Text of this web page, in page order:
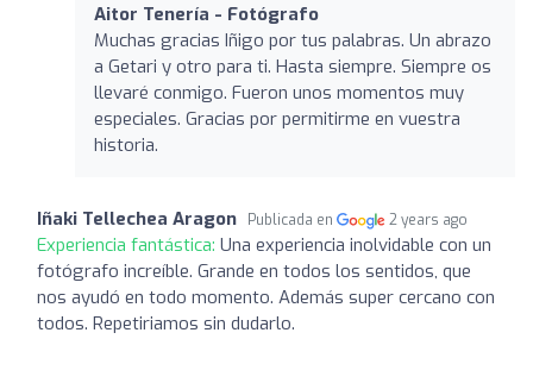
Aitor Tenería - Fotógrafo
Muchas gracias Iñigo por tus palabras. Un abrazo
a Getari y otro para ti. Hasta siempre. Siempre os
llevaré conmigo. Fueron unos momentos muy
especiales. Gracias por permitirme en vuestra
historia.
Iñaki Tellechea Aragon Publicada en 2 years ago
Experiencia fantástica: Una experiencia inolvidable con un
fotógrafo increíble. Grande en todos los sentidos, que
nos ayudó en todo momento. Además super cercano con
todos. Repetiriamos sin dudarlo.